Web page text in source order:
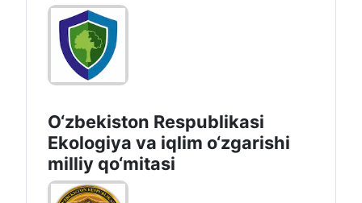
O‘zbekiston Respublikasi
Ekologiya va iqlim o‘zgarishi
milliy qo‘mitasi